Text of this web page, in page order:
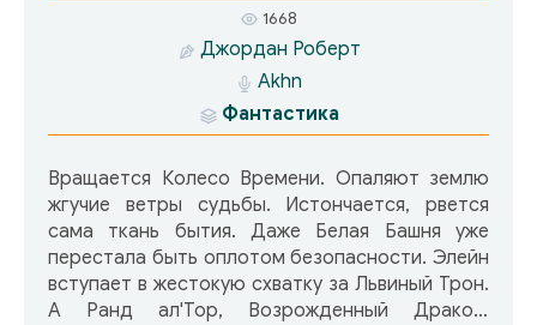
1668
Джордан Роберт
Akhn
Фантастика
Вращается Колесо Времени. Опаляют землю
жгучие ветры судьбы. Истончается, рвется
сама ткань бытия. Даже Белая Башня уже
перестала быть оплотом безопасности. Элейн
вступает в жестокую схватку за Львиный Трон.
А Ранд ал'Тор, Возрожденный Дракон,